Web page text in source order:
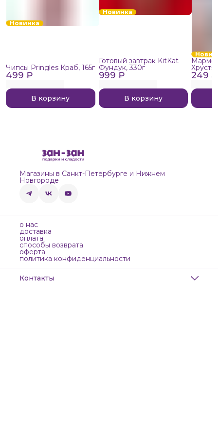
Новинка
499 ₽
Чипсы Pringles Краб, 165г
В корзину
Новинка
999 ₽
Готовый завтрак KitKat
Фундук, 330г
В корзину
249 ₽
Магазины в Санкт-Петербурге и Нижнем
Новгороде
о нас
доставка
оплата
способы возврата
оферта
политика конфиденциальности
Контакты